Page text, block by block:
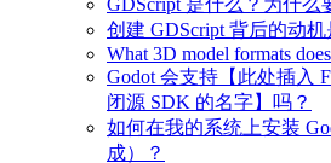
GDScript 是什么？为什么
创建 GDScript 背后的动机
What 3D model formats
Godot 会支持【此处插入
闭源 SDK 的名字】吗？
如何在我的系统上安装
成）？